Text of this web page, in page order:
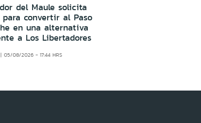
del Maule solicita
para convertir al Paso
en una alternativa
a Los Libertadores
05/08/2026 - 17:44 HRS